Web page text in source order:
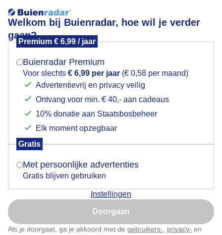
Welkom bij Buienradar, hoe wil je verder
gaan?
Premium € 6,99 / jaar
Buienradar Premium
Voor slechts € 6,99 per jaar (€ 0,58 per maand)
Advertentievrij en privacy veilig
Ontvang voor min. € 40,- aan cadeaus
10% donatie aan Staatsbosbeheer
Elk moment opzegbaar
Gratis
Met persoonlijke advertenties
Gratis blijven gebruiken
Instellingen
Doorgaan
Als je doorgaat, ga je akkoord met de gebruikers- privacy- en
Sluisje in Spaarndam
Door: Yvonne Raphael Gemaakt: 06-08-2025, 35x bekeken
Mogen we je locatie gebruiken voor het
Indien je hier nog geen akkoord op hebt gegeven,
verschijnt er zo een pop-up uit je browser waarin
Is goed, toon de popup
Nu niet, misschien later
Klik hierom dit aan te passen